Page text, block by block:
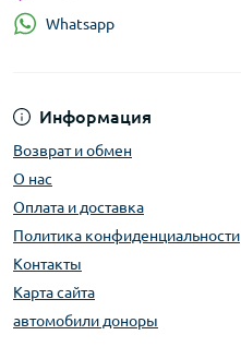
Информация
Возврат и обмен
О нас
Оплата и доставка
Политика конфиденциальности
Контакты
Карта сайта
автомобили доноры
Whatsapp